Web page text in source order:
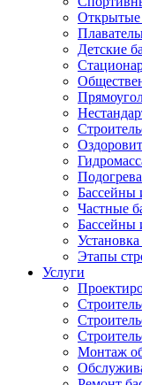
Открытые
Детские
Бассейны
Частные
Бассейны
Этапы
Услуги
Монтаж